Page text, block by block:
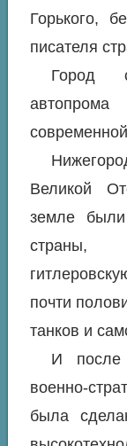
Горького,
писателя
Город
Великой
земле
страны,
почти
танков и
И после
военно-
была